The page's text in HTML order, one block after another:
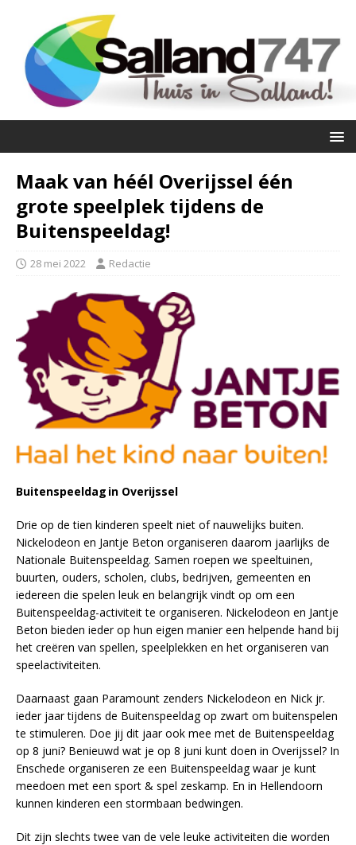
Maak van héél Overijssel één
grote speelplek tijdens de
Buitenspeeldag!
28 mei 2022 Redactie
Buitenspeeldag in Overijssel
Drie op de tien kinderen speelt niet of nauwelijks buiten.
Nickelodeon en Jantje Beton organiseren daarom jaarlijks de
Nationale Buitenspeeldag. Samen roepen we speeltuinen,
buurten, ouders, scholen, clubs, bedrijven, gemeenten en
iedereen die spelen leuk en belangrijk vindt op om een
Buitenspeeldag-activiteit te organiseren. Nickelodeon en Jantje
Beton bieden ieder op hun eigen manier een helpende hand bij
het creëren van spellen, speelplekken en het organiseren van
speelactiviteiten.
Daarnaast gaan Paramount zenders Nickelodeon en Nick jr.
ieder jaar tijdens de Buitenspeeldag op zwart om buitenspelen
te stimuleren. Doe jij dit jaar ook mee met de Buitenspeeldag
op 8 juni? Benieuwd wat je op 8 juni kunt doen in Overijssel? In
Enschede organiseren ze een Buitenspeeldag waar je kunt
meedoen met een sport & spel zeskamp. En in Hellendoorn
kunnen kinderen een stormbaan bedwingen.
Dit zijn slechts twee van de vele leuke activiteiten die worden